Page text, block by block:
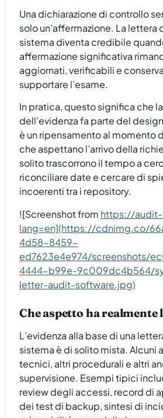
Una dichiarazione di controllo
solo un’affermazione. La lettera
sistema diventa credibile
affermazione significativa
aggiornati, verificabili e
supportare l’esame.
In pratica, questo significa che
dell’evidenza fa parte del
è un ripensamento al momento
che aspettano l’arrivo della
solito trascorrono il tempo a
riconciliare date e cercare di
incoerenti tra i repository.
![Screenshot from https://audit-
lang=en](https://cdnimg.co/
4d58-8459-
ed7623e4e974/screenshots/
4444-b99e-9c009dc4b564/
letter-audit-software.jpg)
Che aspetto ha realmente
L’evidenza alla base di una
sistema è di solito mista. Alcuni
tecnici, altri procedurali e altri
supervisione. Esempi tipici
review degli accessi, record di
dei test di backup, sintesi di